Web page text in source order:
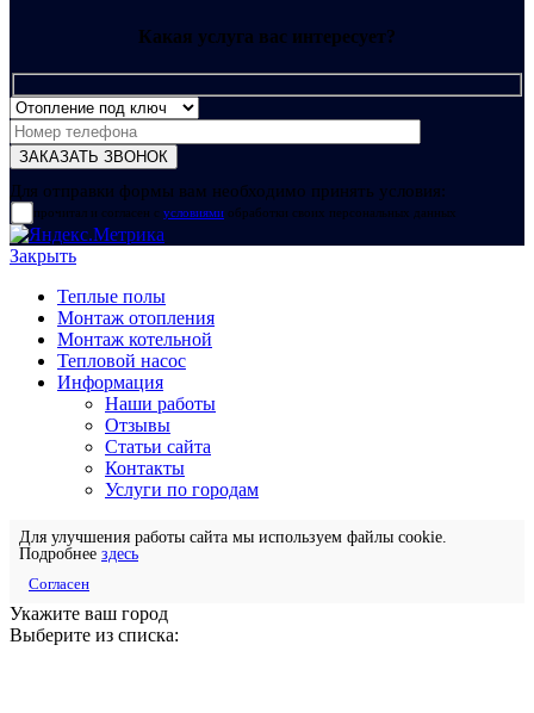
Какая услуга вас интересует?
Для отправки формы вам необходимо принять условия:
прочитал и согласен с условиями обработки своих персональных данных
Закрыть
Теплые полы
Монтаж отопления
Монтаж котельной
Тепловой насос
Информация
Наши работы
Отзывы
Статьи сайта
Контакты
Услуги по городам
Для улучшения работы сайта мы используем файлы cookie.
Подробнее здесь
Согласен
Укажите ваш город
Выберите из списка: